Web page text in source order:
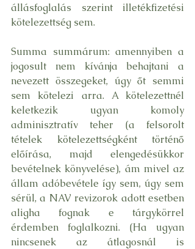
állásfoglalás szerint illetékfizetési
kötelezettség sem.
Summa summárum: amennyiben a
jogosult nem kívánja behajtani a
nevezett összegeket, úgy őt semmi
sem kötelezi arra. A kötelezettnél
keletkezik ugyan komoly
adminisztratív teher (a felsorolt
tételek kötelezettségként történő
előírása, majd elengedésükkor
bevételnek könyvelése), ám mivel az
állam adóbevétele így sem, úgy sem
sérül, a NAV revizorok adott esetben
aligha fognak e tárgykörrel
érdemben foglalkozni. (Ha ugyan
nincsenek az átlagosnál is